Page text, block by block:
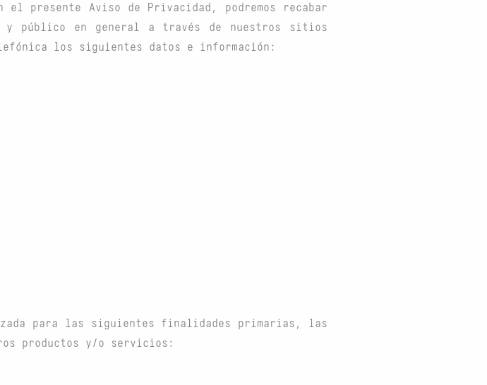
presente Aviso de Privacidad, podremos recabar
y público en general a través de nuestros sitios
los siguientes datos e información:
para las siguientes finalidades primarias, las
productos y/o servicios: